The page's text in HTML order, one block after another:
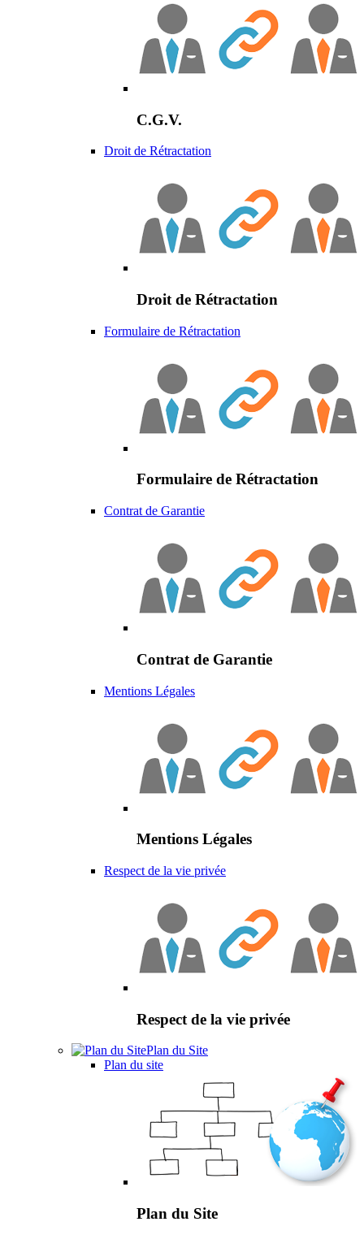
C.G.V.
Droit de Rétractation
Droit de Rétractation
Formulaire de Rétractation
Formulaire de Rétractation
Contrat de Garantie
Contrat de Garantie
Mentions Légales
Mentions Légales
Respect de la vie privée
Respect de la vie privée
Plan du Site
Plan du site
Plan du Site